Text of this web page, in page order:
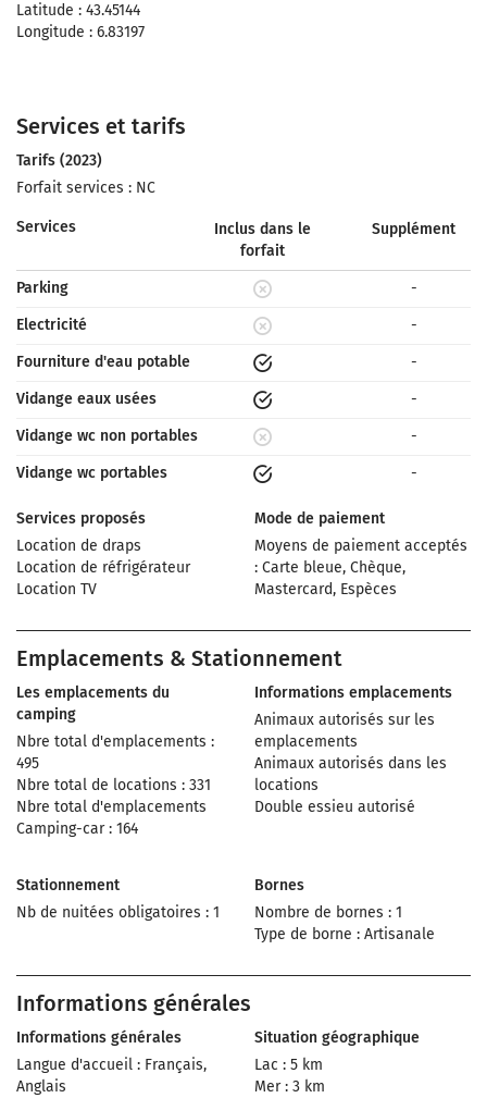
Latitude : 43.45144
Longitude : 6.83197
Services et tarifs
Tarifs (2023)
Forfait services : NC
Services
Inclus dans le
forfait
Supplément
Parking
-
Electricité
-
Fourniture d'eau potable
-
Vidange eaux usées
-
Vidange wc non portables
-
Vidange wc portables
-
Services proposés
Location de draps
Location de réfrigérateur
Location TV
Mode de paiement
Moyens de paiement acceptés
: Carte bleue, Chèque,
Mastercard, Espèces
Emplacements & Stationnement
Les emplacements du
camping
Nbre total d'emplacements :
495
Nbre total de locations : 331
Nbre total d'emplacements
Camping-car : 164
Informations emplacements
Animaux autorisés sur les
emplacements
Animaux autorisés dans les
locations
Double essieu autorisé
Stationnement
Nb de nuitées obligatoires : 1
Bornes
Nombre de bornes : 1
Type de borne : Artisanale
Informations générales
Informations générales
Langue d'accueil : Français,
Anglais
Situation géographique
Lac : 5 km
Mer : 3 km